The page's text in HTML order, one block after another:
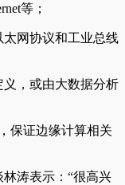
等；
网协议和工业总线
，或由大数据分析
保证边缘计算相关
涛表示：“很高兴